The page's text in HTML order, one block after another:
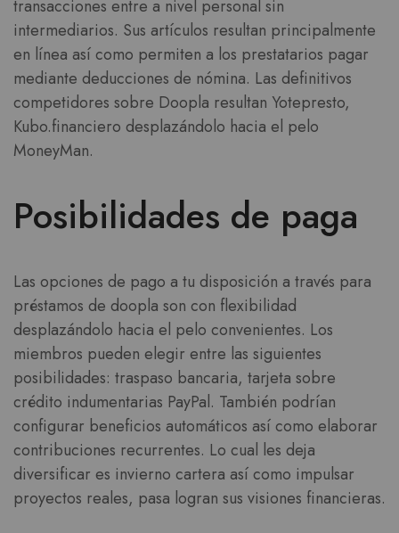
transacciones entre a nivel personal sin
intermediarios. Sus artículos resultan principalmente
en línea así­ como permiten a los prestatarios pagar
mediante deducciones de nómina. Las definitivos
competidores sobre Doopla resultan Yotepresto,
Kubo.financiero desplazándolo hacia el pelo
MoneyMan.
Posibilidades de paga
Las opciones de pago a tu disposición a través para
préstamos de doopla son con flexibilidad
desplazándolo hacia el pelo convenientes. Los
miembros pueden elegir entre las siguientes
posibilidades: traspaso bancaria, tarjeta sobre
crédito indumentarias PayPal. También podrían
configurar beneficios automáticos así­ como elaborar
contribuciones recurrentes. Lo cual les deja
diversificar es invierno cartera así­ como impulsar
proyectos reales, pasa logran sus visiones financieras.